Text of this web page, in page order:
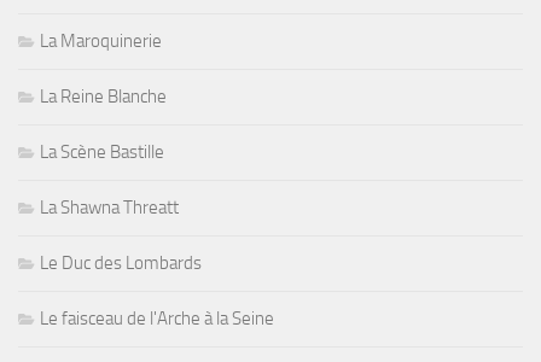
La Maroquinerie
La Reine Blanche
La Scène Bastille
La Shawna Threatt
Le Duc des Lombards
Le faisceau de l'Arche à la Seine